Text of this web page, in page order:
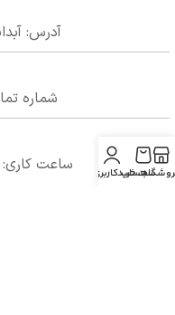
آدرس:
شماره تماس:
ساعت کاری: ۱۰ الی ۱۴ و ۱۶ الی ۲۲ سبد خرید
حساب کاربری من